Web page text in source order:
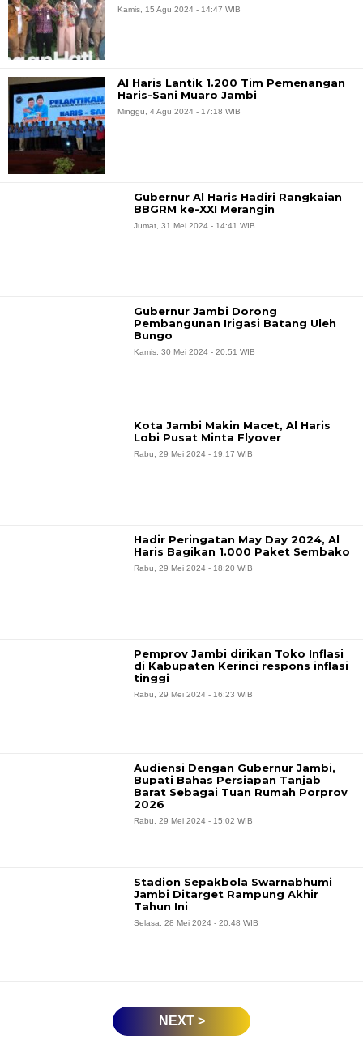
Kamis, 15 Agu 2024 - 14:47 WIB
Al Haris Lantik 1.200 Tim Pemenangan
Haris-Sani Muaro Jambi
Minggu, 4 Agu 2024 - 17:18 WIB
Gubernur Al Haris Hadiri Rangkaian
BBGRM ke-XXI Merangin
Jumat, 31 Mei 2024 - 14:41 WIB
Gubernur Jambi Dorong
Pembangunan Irigasi Batang Uleh
Bungo
Kamis, 30 Mei 2024 - 20:51 WIB
Kota Jambi Makin Macet, Al Haris
Lobi Pusat Minta Flyover
Rabu, 29 Mei 2024 - 19:17 WIB
Hadir Peringatan May Day 2024, Al
Haris Bagikan 1.000 Paket Sembako
Rabu, 29 Mei 2024 - 18:20 WIB
Pemprov Jambi dirikan Toko Inflasi
di Kabupaten Kerinci respons inflasi
tinggi
Rabu, 29 Mei 2024 - 16:23 WIB
Audiensi Dengan Gubernur Jambi,
Bupati Bahas Persiapan Tanjab
Barat Sebagai Tuan Rumah Porprov
2026
Rabu, 29 Mei 2024 - 15:02 WIB
Stadion Sepakbola Swarnabhumi
Jambi Ditarget Rampung Akhir
Tahun Ini
Selasa, 28 Mei 2024 - 20:48 WIB
NEXT >